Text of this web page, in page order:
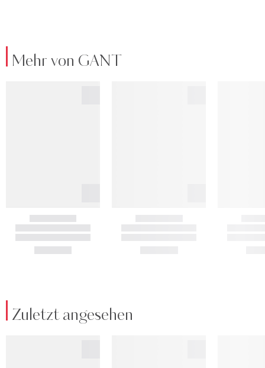
Mehr von GANT
Zuletzt angesehen